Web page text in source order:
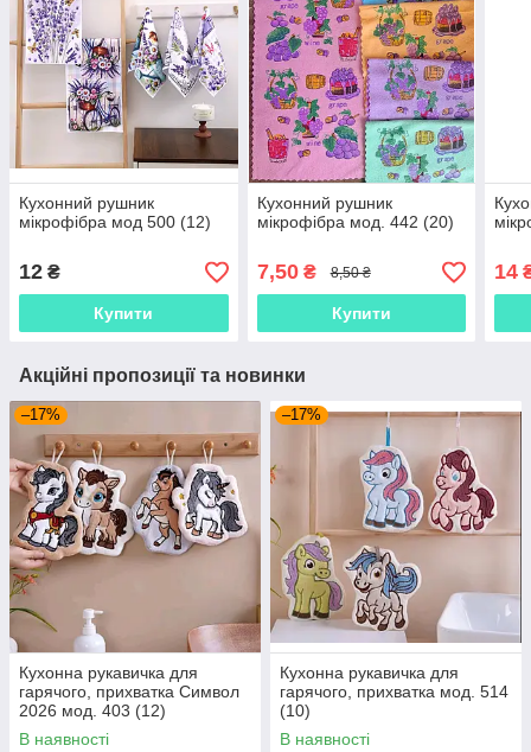
Кухонний рушник
мікрофібра мод 500 (12)
12 ₴
Купити
Кухонний рушник
мікрофібра мод. 442 (20)
7,50₴ 8,50 ₴
Купити
14
Акційні пропозиції та новинки
–17%
Кухонна рукавичка для
гарячого, прихватка Символ
2026 мод. 403 (12)
В наявності
–17%
Кухонна рукавичка для
гарячого, прихватка мод. 514
(10)
В наявності